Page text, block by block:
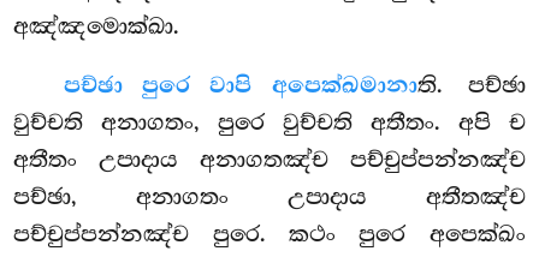
අඤ්ඤමොක්ඛා.
පච්ඡා පුරෙ වාපි අපෙක්ඛමානාති. පච්ඡා
වුච්චති අනාගතං, පුරෙ වුච්චති අතීතං. අපි ච
අතීතං උපාදාය අනාගතඤ්ච පච්චුප්පන්නඤ්ච
පච්ඡා, අනාගතං උපාදාය අතීතඤ්ච
පච්චුප්පන්නඤ්ච පුරෙ. කථං පුරෙ අපෙක්ඛං